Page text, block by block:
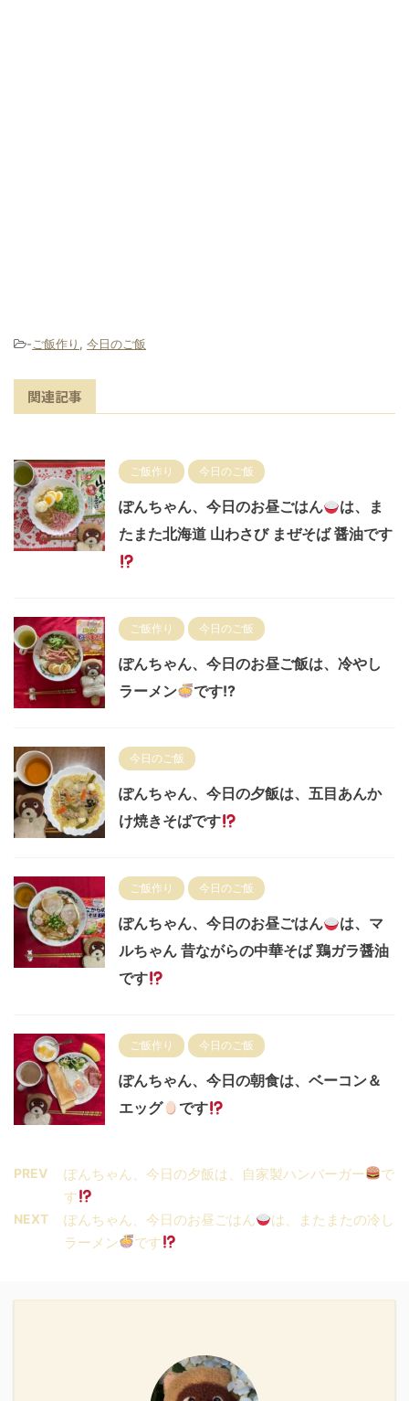
- ご飯作り , 今日のご飯
関連記事
ご飯作り 今日のご飯
ぽんちゃん、今日のお昼ごはん
は、ま
たまた北海道 山わさび まぜそば 醤油です
ご飯作り 今日のご飯
ぽんちゃん、今日のお昼ご飯は、冷やし
ラーメン
です!?
今日のご飯
ぽんちゃん、今日の夕飯は、五目あんか
け焼きそばです
ご飯作り 今日のご飯
ぽんちゃん、今日のお昼ごはん
は、マ
ルちゃん 昔ながらの中華そば 鶏ガラ醤油
です
ご飯作り 今日のご飯
ぽんちゃん、今日の朝食は、ベーコン＆
エッグ
です
PREV ぽんちゃん、今日の夕飯は、自家製ハンバーガー
で
す
NEXT ぽんちゃん、今日のお昼ごはん
は、またまたの冷し
ラーメン
です